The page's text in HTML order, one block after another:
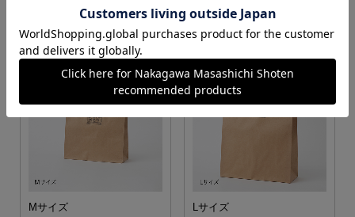
カートに入れる カートに入れる
Mサイズ Lサイズ